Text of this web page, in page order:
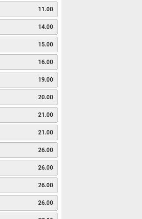
11.00
14.00
15.00
16.00
19.00
20.00
21.00
21.00
26.00
26.00
26.00
26.00